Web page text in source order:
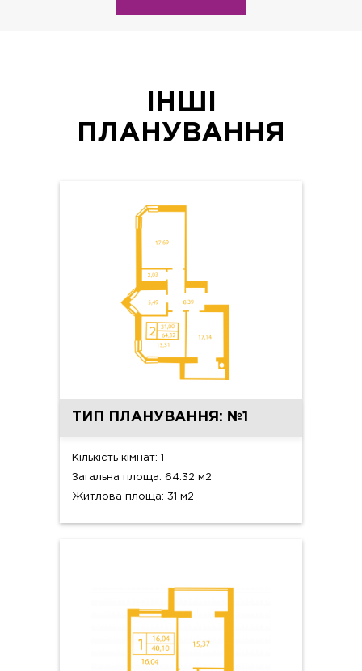
ІНШІ
ПЛАНУВАННЯ
ТИП ПЛАНУВАННЯ: №1
Кількість кімнат: 1
Загальна площа: 64.32 м2
Житлова площа: 31 м2